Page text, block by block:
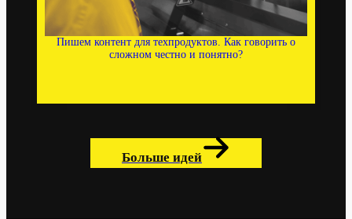
Пишем контент для техпродуктов. Как говорить о
сложном честно и понятно?
Больше идей